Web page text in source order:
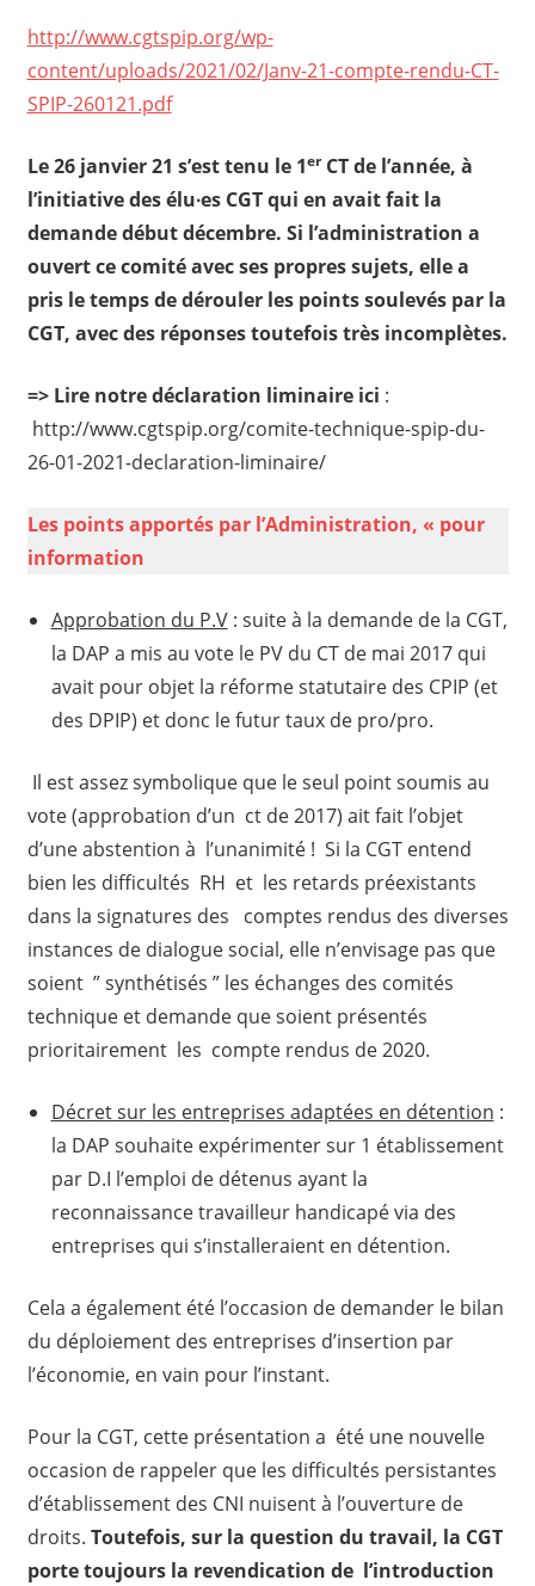
http://www.cgtspip.org/wp-
content/uploads/2021/02/Janv-21-compte-rendu-CT-
SPIP-260121.pdf
Le 26 janvier 21 s’est tenu le 1erCT de l’année, à
l’initiative des élu∙es CGT qui en avait fait la
demande début décembre. Si l’administration a
ouvert ce comité avec ses propres sujets, elle a
pris le temps de dérouler les points soulevés par la
CGT, avec des réponses toutefois très incomplètes.
=> Lire notre déclaration liminaire ici :
http://www.cgtspip.org/comite-technique-spip-du-
26-01-2021-declaration-liminaire/
Les points apportés par l’Administration, « pour
information
Approbation du P.V: suite à la demande de la CGT,
la DAP a mis au vote le PV du CT de mai 2017 qui
avait pour objet la réforme statutaire des CPIP (et
des DPIP) et donc le futur taux de pro/pro.
Il est assez symbolique que le seul point soumis au
vote (approbation d’un ct de 2017) ait fait l’objet
d’une abstention à l’unanimité ! Si la CGT entend
bien les difficultés RH et les retards préexistants
dans la signatures des comptes rendus des diverses
instances de dialogue social, elle n’envisage pas que
soient ” synthétisés ” les échanges des comités
technique et demande que soient présentés
prioritairement les compte rendus de 2020.
Décret sur les entreprises adaptées en détention :
la DAP souhaite expérimenter sur 1 établissement
par D.I l’emploi de détenus ayant la
reconnaissance travailleur handicapé via des
entreprises qui s’installeraient en détention.
Cela a également été l’occasion de demander le bilan
du déploiement des entreprises d’insertion par
l’économie, en vain pour l’instant.
Pour la CGT, cette présentation a été une nouvelle
occasion de rappeler que les difficultés persistantes
d’établissement des CNI nuisent à l’ouverture de
droits. Toutefois, sur la question du travail, la CGT
porte toujours la revendication de l’introduction